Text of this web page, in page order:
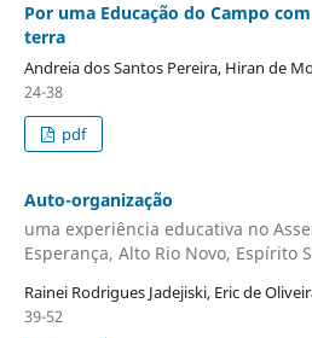
Por uma Educação do Campo
terra
Andreia dos Santos Pereira, Hiran de
24-38
pdf
Auto-organização
uma experiência educativa no
Esperança, Alto Rio Novo, Espírito
Rainei Rodrigues Jadejiski, Eric de
39-52